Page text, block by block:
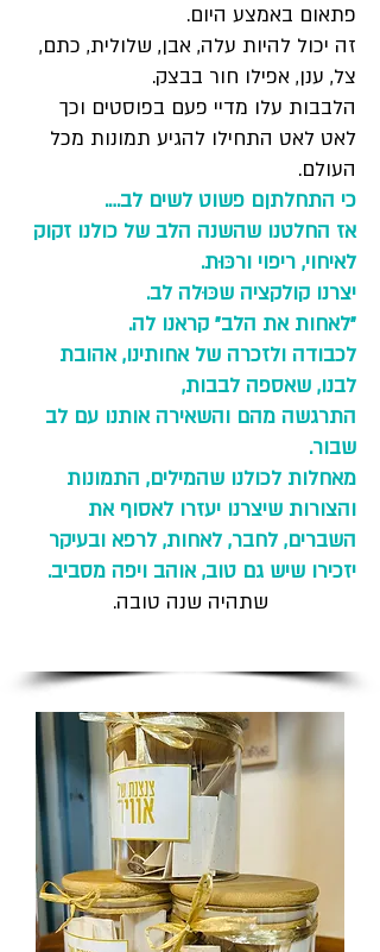
פתאום באמצע היום.
זה יכול להיות עלה, אבן, שלולית, כתם,
צל, ענן, אפילו חור בבצק.
הלבבות עלו מדיי פעם בפוסטים וכך
לאט לאט התחילו להגיע תמונות מכל
העולם.
כי התחלתןם פשוט לשים לב….
אז החלטנו שהשנה הלב של כולנו זקוק
לאיחוי, ריפוי ורכּוּת.
יצרנו קולקציה שכּוּלה לב.
״לאחות את הלב״ קראנו לה.
לכבודה ולזכרה של אחותינו, אהובת
לבנו, שאספה לבבות,
התרגשה מהם והשאירה אותנו עם לב
שבור.
מאחלות לכולנו שהמילים, התמונות
והצורות שיצרנו יעזרו לאסוף את
השברים, לחבר, לאחות, לרפא ובעיקר
יזכירו שיש גם טוב, אוהב ויפה מסביב.
שתהיה שנה טובה.